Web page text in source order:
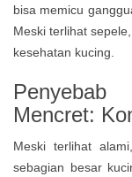
bisa memicu
Meski terlihat
kesehatan kucing.
Mencret:
Meski terlihat
sebagian besar